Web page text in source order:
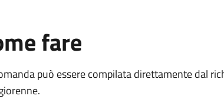
fare
può essere compilata direttamente dal